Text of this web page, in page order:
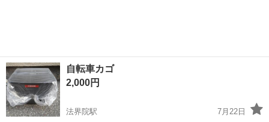
自転車カゴ
2,000円
法界院駅
7月22日